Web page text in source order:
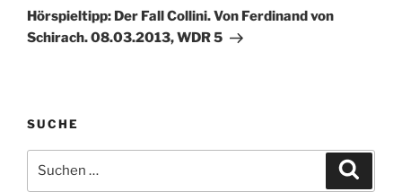
Beitrag
Hörspieltipp: Der Fall Collini. Von Ferdinand von
Schirach. 08.03.2013, WDR 5
SUCHE
nach: